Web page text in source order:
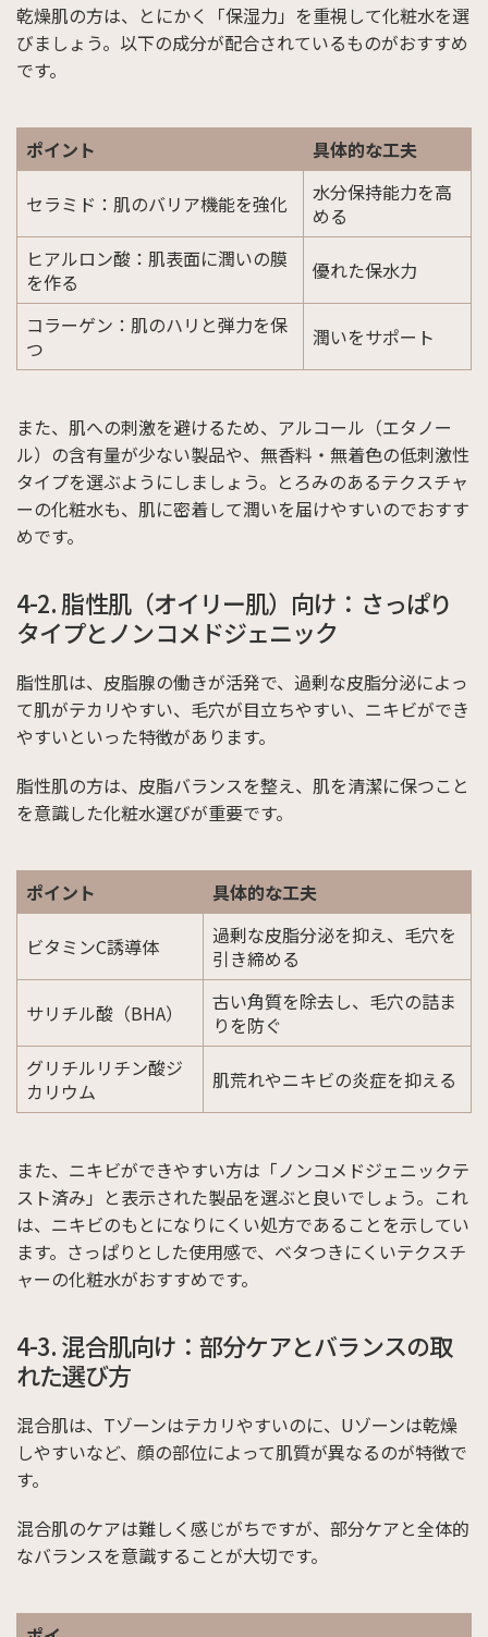
乾燥肌の方は、とにかく「保湿力」を重視して化粧水を選
びましょう。以下の成分が配合されているものがおすすめ
です。
ポイント 具体的な工夫
セラミド：肌のバリア機能を強化
水分保持能力を高
める
ヒアルロン酸：肌表面に潤いの膜
を作る
優れた保水力
コラーゲン：肌のハリと弾力を保
つ
潤いをサポート
また、肌への刺激を避けるため、アルコール（エタノー
ル）の含有量が少ない製品や、無香料・無着色の低刺激性
タイプを選ぶようにしましょう。とろみのあるテクスチャ
ーの化粧水も、肌に密着して潤いを届けやすいのでおすす
めです。
4-2. 脂性肌（オイリー肌）向け：さっぱり
タイプとノンコメドジェニック
脂性肌は、皮脂腺の働きが活発で、過剰な皮脂分泌によっ
て肌がテカリやすい、毛穴が目立ちやすい、ニキビができ
やすいといった特徴があります。
脂性肌の方は、皮脂バランスを整え、肌を清潔に保つこと
を意識した化粧水選びが重要です。
ポイント 具体的な工夫
ビタミンC誘導体
過剰な皮脂分泌を抑え、毛穴を
引き締める
サリチル酸（BHA）
古い角質を除去し、毛穴の詰ま
りを防ぐ
グリチルリチン酸ジ
カリウム
肌荒れやニキビの炎症を抑える
また、ニキビができやすい方は「ノンコメドジェニックテ
スト済み」と表示された製品を選ぶと良いでしょう。これ
は、ニキビのもとになりにくい処方であることを示してい
ます。さっぱりとした使用感で、ベタつきにくいテクスチ
ャーの化粧水がおすすめです。
4-3. 混合肌向け：部分ケアとバランスの取
れた選び方
混合肌は、Tゾーンはテカリやすいのに、Uゾーンは乾燥
しやすいなど、顔の部位によって肌質が異なるのが特徴で
す。
混合肌のケアは難しく感じがちですが、部分ケアと全体的
なバランスを意識することが大切です。